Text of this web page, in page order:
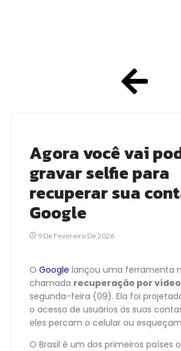
Agora você vai
gravar selfie para
recuperar sua
Google
9 De Fevereiro De 2026
O Google lançou uma ferramenta
chamada recuperação por
segunda-feira (09). Ela foi
o acesso de usuários às suas
eles percam o celular ou
O Brasil é um dos primeiros países